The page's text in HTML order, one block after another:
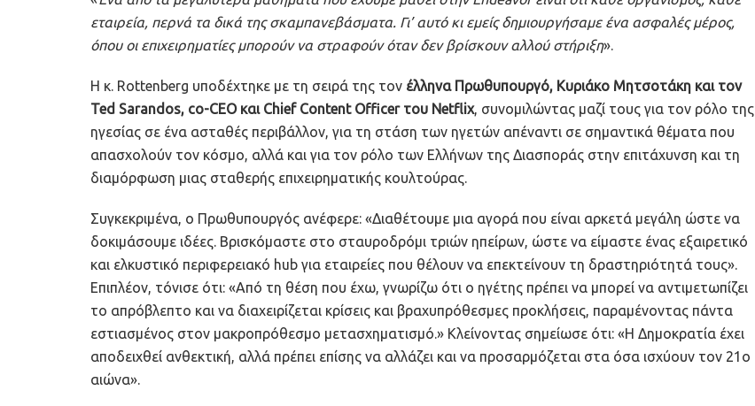
εταιρεία, περνά τα δικά της σκαμπανεβάσματα. Γι’ αυτό κι εμείς δημιουργήσαμε ένα ασφαλές μέρος,
όπου οι επιχειρηματίες μπορούν να στραφούν όταν δεν βρίσκουν αλλού στήριξη».
Η κ. Rottenberg υποδέχτηκε με τη σειρά της τον έλληνα Πρωθυπουργό, Κυριάκο Μητσοτάκη και τον
Ted Sarandos, co-CEO και Chief Content Officer του Netflix, συνομιλώντας μαζί τους για τον ρόλο της
ηγεσίας σε ένα ασταθές περιβάλλον, για τη στάση των ηγετών απέναντι σε σημαντικά θέματα που
απασχολούν τον κόσμο, αλλά και για τον ρόλο των Ελλήνων της Διασποράς στην επιτάχυνση και τη
διαμόρφωση μιας σταθερής επιχειρηματικής κουλτούρας.
Συγκεκριμένα, ο Πρωθυπουργός ανέφερε: «Διαθέτουμε μια αγορά που είναι αρκετά μεγάλη ώστε να
δοκιμάσουμε ιδέες. Βρισκόμαστε στο σταυροδρόμι τριών ηπείρων, ώστε να είμαστε ένας εξαιρετικό
και ελκυστικό περιφερειακό hub για εταιρείες που θέλουν να επεκτείνουν τη δραστηριότητά τους».
Επιπλέον, τόνισε ότι: «Από τη θέση που έχω, γνωρίζω ότι ο ηγέτης πρέπει να μπορεί να αντιμετωπίζει
το απρόβλεπτο και να διαχειρίζεται κρίσεις και βραχυπρόθεσμες προκλήσεις, παραμένοντας πάντα
εστιασμένος στον μακροπρόθεσμο μετασχηματισμό.» Κλείνοντας σημείωσε ότι: «Η Δημοκρατία έχει
αποδειχθεί ανθεκτική, αλλά πρέπει επίσης να αλλάζει και να προσαρμόζεται στα όσα ισχύουν τον 21ο
αιώνα».